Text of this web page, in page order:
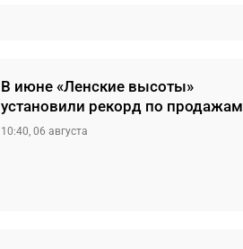
В июне «Ленские высоты»
установили рекорд по продажам
10:40, 06 августа